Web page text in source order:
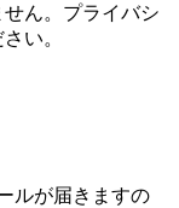
ん。プライバシ
い。
ルが届きますの